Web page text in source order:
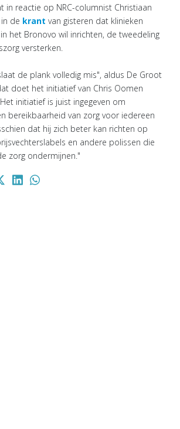
in reactie op NRC-columnist Christiaan
de krant van gisteren dat klinieken
het Bronovo wil inrichten, de tweedeling
versterken.
de plank volledig mis", aldus De Groot
doet het initiatief van Chris Oomen
initiatief is juist ingegeven om
bereikbaarheid van zorg voor iedereen
dat hij zich beter kan richten op
en andere polissen die
zorg ondermijnen."